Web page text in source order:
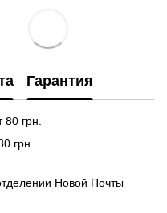
Гарантия
грн.
грн.
Новой Почты